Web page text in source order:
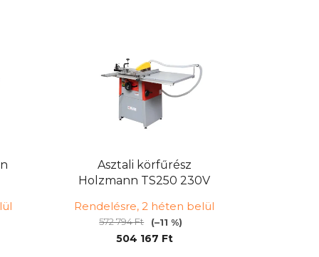
Asztali körfűrész
Holzmann TS250 230V
Rendelésre, 2 héten belül
504 167 Ft
572 794 Ft (–11 %)